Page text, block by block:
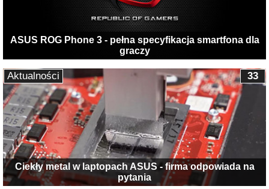
ASUS ROG Phone 3 - pełna specyfikacja smartfona dla
graczy
Ciekły metal w laptopach ASUS - firma odpowiada na
pytania
33
Aktualności